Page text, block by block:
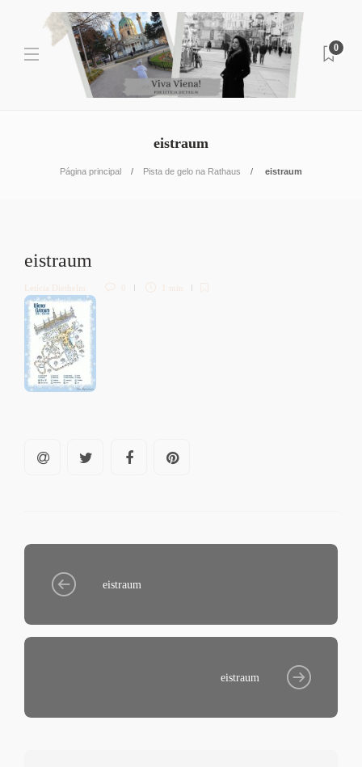
0
eistraum
Página principal Pista de gelo na Rathaus eistraum
eistraum
Letícia Diethelm 0 1 min
eistraum
eistraum